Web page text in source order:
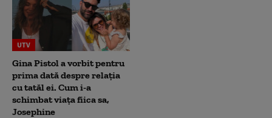
UTV
Gina Pistol a vorbit pentru
prima dată despre relația
cu tatăl ei. Cum i-a
schimbat viața fiica sa,
Josephine